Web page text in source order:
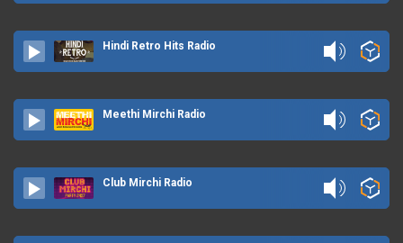
Hindi Retro Hits Radio
Meethi Mirchi Radio
Club Mirchi Radio